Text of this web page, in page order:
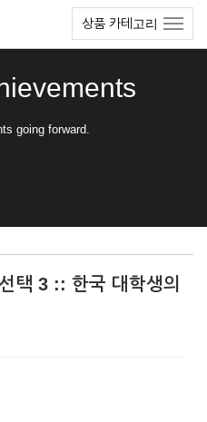
상품 카테고리
going forward.
택 3 :: 한국 대학생의